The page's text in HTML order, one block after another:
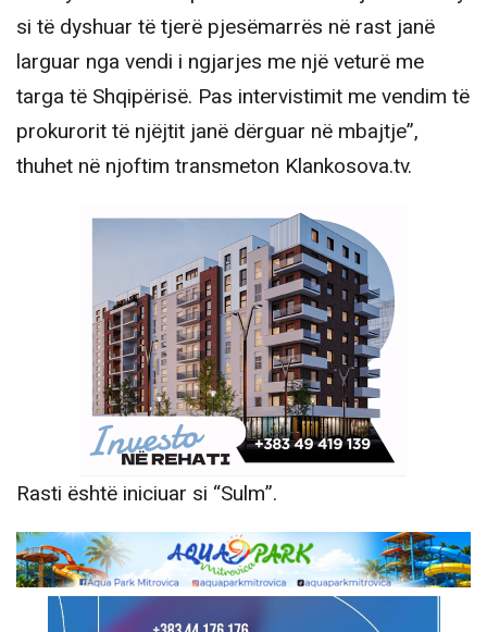
si të dyshuar të tjerë pjesëmarrës në rast janë
larguar nga vendi i ngjarjes me një veturë me
targa të Shqipërisë. Pas intervistimit me vendim të
prokurorit të njëjtit janë dërguar në mbajtje”,
thuhet në njoftim transmeton Klankosova.tv.
Rasti është iniciuar si “Sulm”.